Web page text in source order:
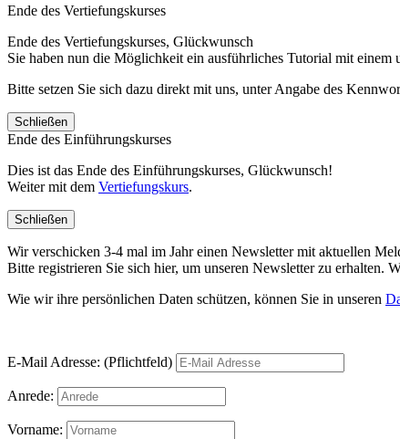
Ende des Vertiefungskurses
Ende des Vertiefungskurses, Glückwunsch
Sie haben nun die Möglichkeit ein ausführliches Tutorial mit einem
Bitte setzen Sie sich dazu direkt mit uns, unter Angabe des
Schließen
Ende des Einführungskurses
Dies ist das Ende des Einführungskurses, Glückwunsch!
Weiter mit dem Vertiefungskurs.
Schließen
Wir verschicken 3-4 mal im Jahr einen Newsletter mit aktuellen
Bitte registrieren Sie sich hier, um unseren Newsletter zu erhalten.
Wie wir ihre persönlichen Daten schützen, können Sie in unseren
E-Mail Adresse: (Pflichtfeld)
Anrede:
Vorname: